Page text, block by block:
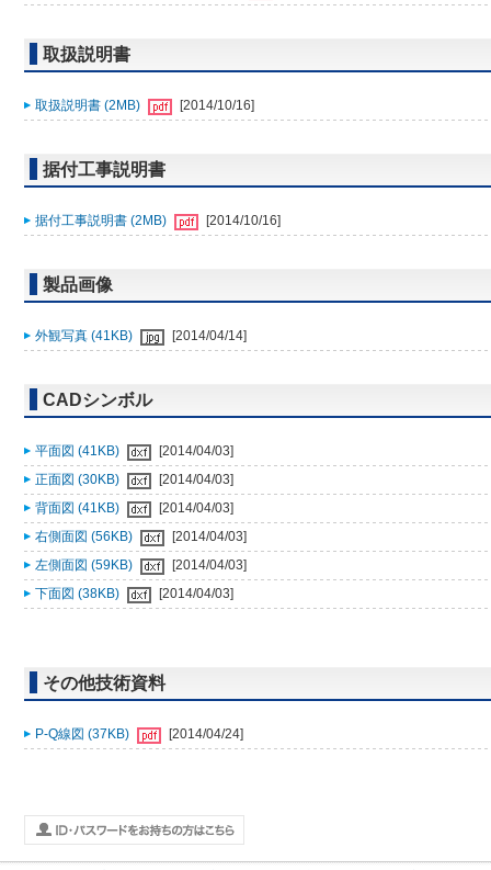
取扱説明書
取扱説明書 (2MB) [2014/10/16]
据付工事説明書
据付工事説明書 (2MB) [2014/10/16]
製品画像
外観写真 (41KB) [2014/04/14]
CADシンボル
平面図 (41KB)
[2014/04/03]
正面図 (30KB)
[2014/04/03]
背面図 (41KB)
[2014/04/03]
右側面図 (56KB)
[2014/04/03]
左側面図 (59KB)
[2014/04/03]
下面図 (38KB)
[2014/04/03]
その他技術資料
P-Q線図 (37KB) [2014/04/24]